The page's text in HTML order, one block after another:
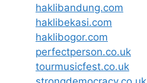
haklibandung.com
haklibekasi.com
haklibogor.com
perfectperson.co.uk
tourmusicfest.co.uk